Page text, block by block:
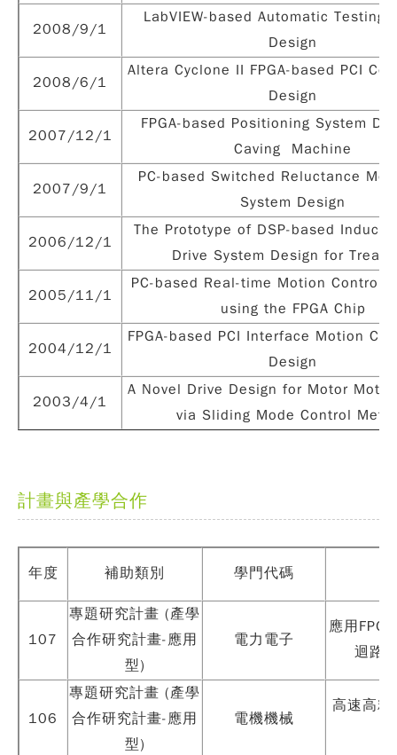
2008/9/1
LabVIEW-based Automatic Testing
Design
2008/6/1
Altera Cyclone II FPGA-based PCI
Design
2007/12/1
FPGA-based Positioning System
Caving Machine
2007/9/1
PC-based Switched Reluctance
System Design
2006/12/1
The Prototype of DSP-based
Drive System Design for
2005/11/1
PC-based Real-time Motion
using the FPGA Chip
2004/12/1
FPGA-based PCI Interface Motion
Design
2003/4/1
A Novel Drive Design for Motor
via Sliding Mode Control
計畫與產學合作
年度 補助類別 學門代碼
107
專題研究計畫 (產學
合作研究計畫-應用
型)
電力電子
應用
迴路
106
專題研究計畫 (產學
合作研究計畫-應用
型)
電機機械
高速高精